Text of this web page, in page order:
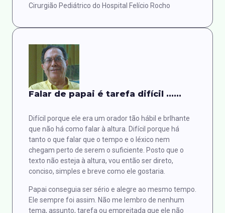
Cirurgião Pediátrico do Hospital Felício Rocho
Falar de papai é tarefa difícil ......
Difícil porque ele era um orador tão hábil e brlhante
que não há como falar à altura. Difícil porque há
tanto o que falar que o tempo e o léxico nem
chegam perto de serem o suficiente. Posto que o
texto não esteja à altura, vou então ser direto,
conciso, simples e breve como ele gostaria.
Papai conseguia ser sério e alegre ao mesmo tempo.
Ele sempre foi assim. Não me lembro de nenhum
tema, assunto, tarefa ou empreitada que ele não